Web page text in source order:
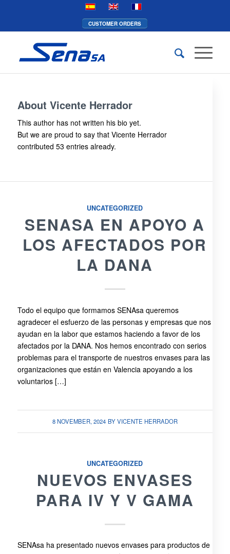
CUSTOMER ORDERS
About Vicente Herrador
This author has not written his bio yet.
But we are proud to say that Vicente Herrador
contributed 53 entries already.
UNCATEGORIZED
SENASA EN APOYO A
LOS AFECTADOS POR
LA DANA
Todo el equipo que formamos SENAsa queremos
agradecer el esfuerzo de las personas y empresas que nos
ayudan en la labor que estamos haciendo a favor de los
afectados por la DANA. Nos hemos encontrado con serios
problemas para el transporte de nuestros envases para las
organizaciones que están en Valencia apoyando a los
voluntarios […]
8 NOVEMBER, 2024 BYVICENTE HERRADOR
UNCATEGORIZED
NUEVOS ENVASES
PARA IV Y V GAMA
SENAsa ha presentado nuevos envases para productos de